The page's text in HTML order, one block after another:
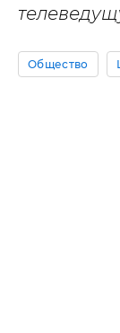
Общество